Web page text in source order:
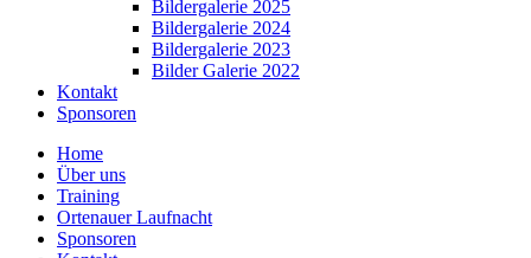
Bildergalerie 2025
Bildergalerie 2024
Bildergalerie 2023
Bilder Galerie 2022
Kontakt
Sponsoren
Home
Über uns
Training
Ortenauer Laufnacht
Sponsoren